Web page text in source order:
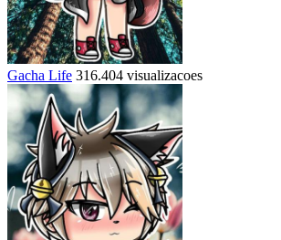
Gacha Life 316.404 visualizacoes